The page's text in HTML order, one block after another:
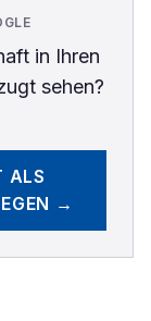
in Ihren
sehen?
ALS
→